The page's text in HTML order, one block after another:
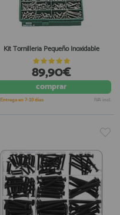
Kit Tornilleria Pequeño Inoxidable
89,90€
comprar
Entrega en 7-10 días IVA incl.